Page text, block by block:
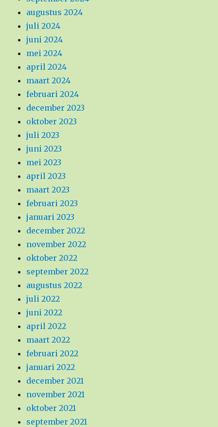
augustus 2024
juli 2024
juni 2024
mei 2024
april 2024
maart 2024
februari 2024
december 2023
oktober 2023
juli 2023
juni 2023
mei 2023
april 2023
maart 2023
februari 2023
januari 2023
december 2022
november 2022
oktober 2022
september 2022
augustus 2022
juli 2022
juni 2022
april 2022
maart 2022
februari 2022
januari 2022
december 2021
november 2021
oktober 2021
september 2021